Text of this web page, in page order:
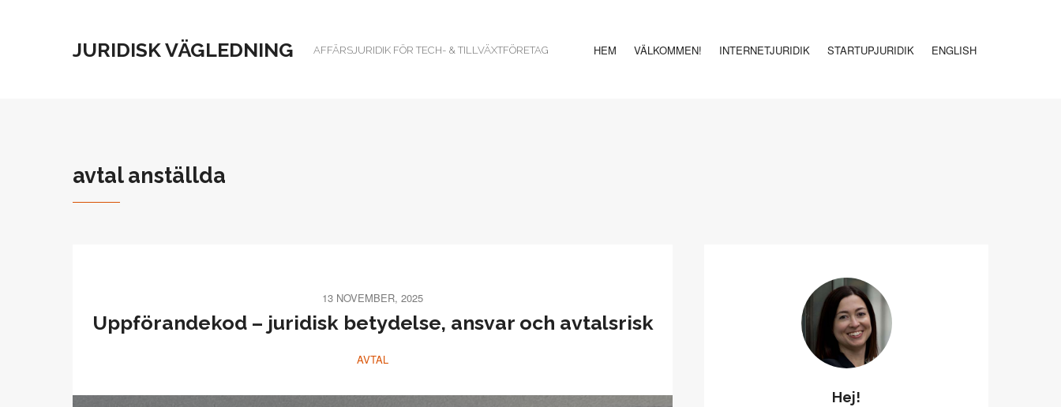
JURIDISK VÄGLEDNING AFFÄRSJURIDIK FÖR TECH- & TILLVÄXTFÖRETAG HEM VÄLKOMMEN! INTERNETJURIDIK STARTUPJURIDIK ENGLISH
avtal anställda
13 NOVEMBER, 2025
Uppförandekod – juridisk betydelse, ansvar och avtalsrisk
AVTAL
Hej!